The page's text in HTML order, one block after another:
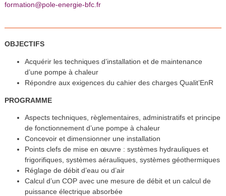
formation@pole-energie-bfc.fr
OBJECTIFS
Acquérir les techniques d’installation et de maintenance
d’une pompe à chaleur
Répondre aux exigences du cahier des charges Qualit’EnR
PROGRAMME
Aspects techniques, règlementaires, administratifs et principe
de fonctionnement d’une pompe à chaleur
Concevoir et dimensionner une installation
Points clefs de mise en œuvre : systèmes hydrauliques et
frigorifiques, systèmes aérauliques, systèmes géothermiques
Réglage de débit d’eau ou d’air
Calcul d’un COP avec une mesure de débit et un calcul de
puissance électrique absorbée